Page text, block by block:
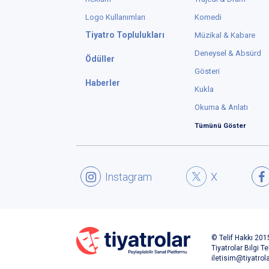
Logo Kullanımları
Tiyatro Toplulukları
Ödüller
Haberler
Komedi
Müzikal & Kabare
Deneysel & Absürd
Gösteri
Kukla
Okuma & Anlatı
Tümünü Göster
X
Instagram
© Telif Hakkı
Tiyatrolar Bilgi